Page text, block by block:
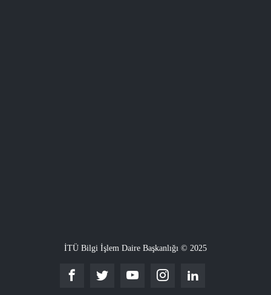
İTÜ Bilgi İşlem Daire Başkanlığı © 2025